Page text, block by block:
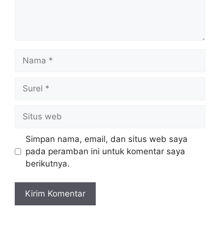
web
Simpan nama, email, dan situs web saya
pada peramban ini untuk komentar saya
berikutnya.